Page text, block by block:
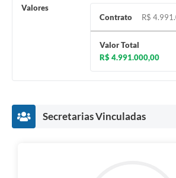
Valores
Contrato
R$
Valor Total
R$ 4.991.000,00
Secretarias Vinculadas